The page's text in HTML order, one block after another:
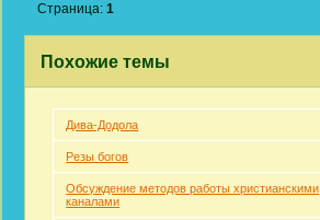
Страница:1
Похожие темы
Дива-Додола
Резы богов
Обсуждение методов работы христианскими
каналами